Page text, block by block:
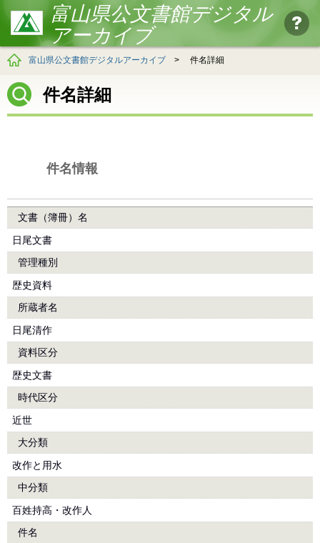
富山県公文書館デジタル
アーカイブ
富山県公文書館デジタルアーカイブ > 件名詳細
件名詳細
件名情報
文書（簿冊）名
日尾文書
管理種別
歴史資料
所蔵者名
日尾清作
資料区分
歴史文書
時代区分
近世
大分類
改作と用水
中分類
百姓持高・改作人
件名